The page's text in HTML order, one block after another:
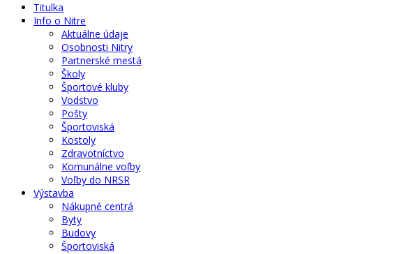
Titulka
Info o Nitre
Aktuálne údaje
Osobnosti Nitry
Partnerské mestá
Školy
Športové kluby
Vodstvo
Pošty
Športoviská
Kostoly
Zdravotníctvo
Komunálne voľby
Voľby do NRSR
Výstavba
Nákupné centrá
Byty
Budovy
Športoviská